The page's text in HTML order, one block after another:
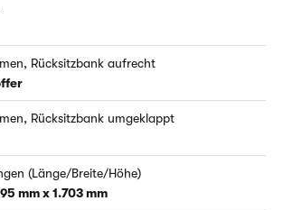
Rücksitzbank aufrecht
Rücksitzbank umgeklappt
(Länge/Breite/Höhe)
mm x 1.703 mm